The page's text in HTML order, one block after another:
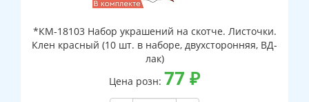
*КМ-18103 Набор украшений на скотче. Листочки.
Клен красный (10 шт. в наборе, двухсторонняя, ВД-
лак)
Цена розн: 77 ₽